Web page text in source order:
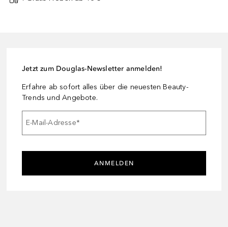
Jetzt zum Douglas-Newsletter anmelden!
Erfahre ab sofort alles über die neuesten Beauty-
Trends und Angebote.
E-Mail-Adresse*
ANMELDEN